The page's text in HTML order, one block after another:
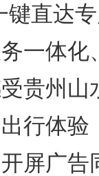
键直达
一体化
贵州山
行体验
屏广告